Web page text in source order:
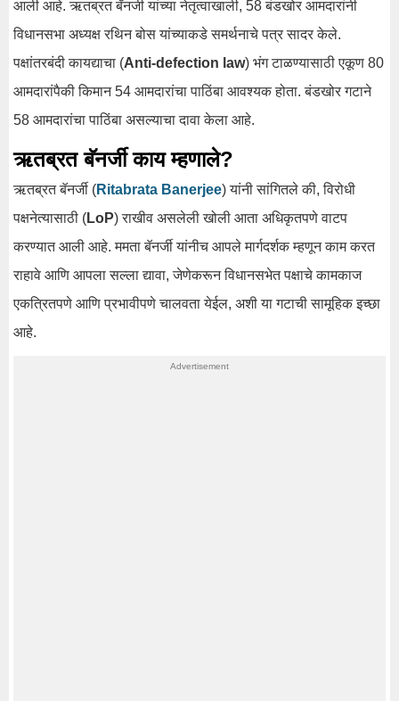
आली आहे. ऋतब्रत बॅनर्जी यांच्या नेतृत्वाखाली, 58 बंडखोर आमदारांनी
विधानसभा अध्यक्ष रथिन बोस यांच्याकडे समर्थनाचे पत्र सादर केले.
पक्षांतरबंदी कायद्याचा (Anti-defection law) भंग टाळण्यासाठी एकूण 80
आमदारांपैकी किमान 54 आमदारांचा पाठिंबा आवश्यक होता. बंडखोर गटाने
58 आमदारांचा पाठिंबा असल्याचा दावा केला आहे.
ऋतब्रत बॅनर्जी काय म्हणाले?
ऋतब्रत बॅनर्जी (Ritabrata Banerjee) यांनी सांगितले की, विरोधी
पक्षनेत्यासाठी (LoP) राखीव असलेली खोली आता अधिकृतपणे वाटप
करण्यात आली आहे. ममता बॅनर्जी यांनीच आपले मार्गदर्शक म्हणून काम करत
राहावे आणि आपला सल्ला द्यावा, जेणेकरून विधानसभेत पक्षाचे कामकाज
एकत्रितपणे आणि प्रभावीपणे चालवता येईल, अशी या गटाची सामूहिक इच्छा
आहे.